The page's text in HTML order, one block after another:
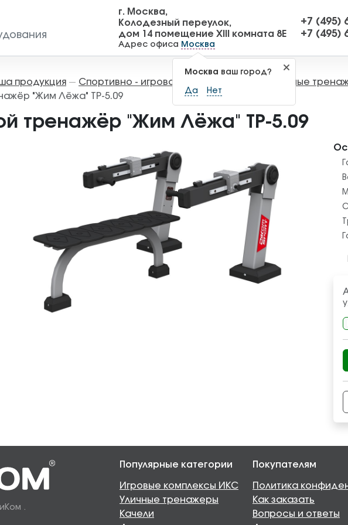
г. Москва,
Колодезный переулок,
дом 14 помещение XIII комната 8Е
Адрес офиса Москва
Москва ваш город?
Да Нет
+7 (495)
+7 (495)
продукция — Спортивно - игровое оборудование Уличные
"Жим Лёжа" ТР-5.09
тренажёр "Жим Лёжа" ТР-5.09
.
Популярные категории
Игровые комплексы ИКС
Уличные тренажеры
Качели
Покупателям
Политика
Как заказать
Вопросы и ответы